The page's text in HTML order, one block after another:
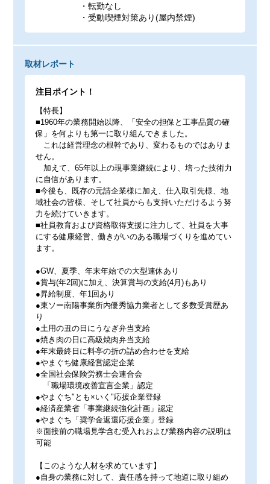
・転勤なし
・受動喫煙対策あり(屋内禁煙)
取材レポート
注目ポイント！
【特長】
■1960年の業務開始以降、「安全の担保と工事品質の確
保」を何よりも第一に取り組んできました。
これは経営理念の根幹であり、変わるものではありま
せん。
加えて、65年以上の現事業継続により、培った技術力
に自信があります。
■今後も、既存の元請企業様に加え、仕入取引先様、地
域社会の皆様、そして社員からも支持いただけるよう努
力を続けていきます。
■社員教育および資格取得支援に注力して、社員を大事
にする健康経営、働きがいのある職場づくりを進めてい
ます。
●GW、夏季、年末年始での大型連休あり
●賞与(年2回)に加え、決算賞与の支給(4月)もあり
●昇給制度、年1回あり
●東ソー南陽事業所内優秀協力業者として多数受賞歴あ
り
●土用の丑の日にうなぎ弁当支給
●焼き肉の日に高級焼肉弁当支給
●年末最終日に料亭の折の詰め合わせを支給
●やまぐち健康経営認定企業
●全国社会保険労務士会連合会
「職場環境改善宣言企業」認定
●やまぐち"とも×いく"応援企業登録
●経済産業省「事業継続強化計画」認定
●やまぐち「奨学金返還応援企業」登録
※面接前の職場見学含む受入れおよび業務内容の説明は
可能
【このような人材を求めています】
●自身の業務に対して、責任感を持って地道に取り組め